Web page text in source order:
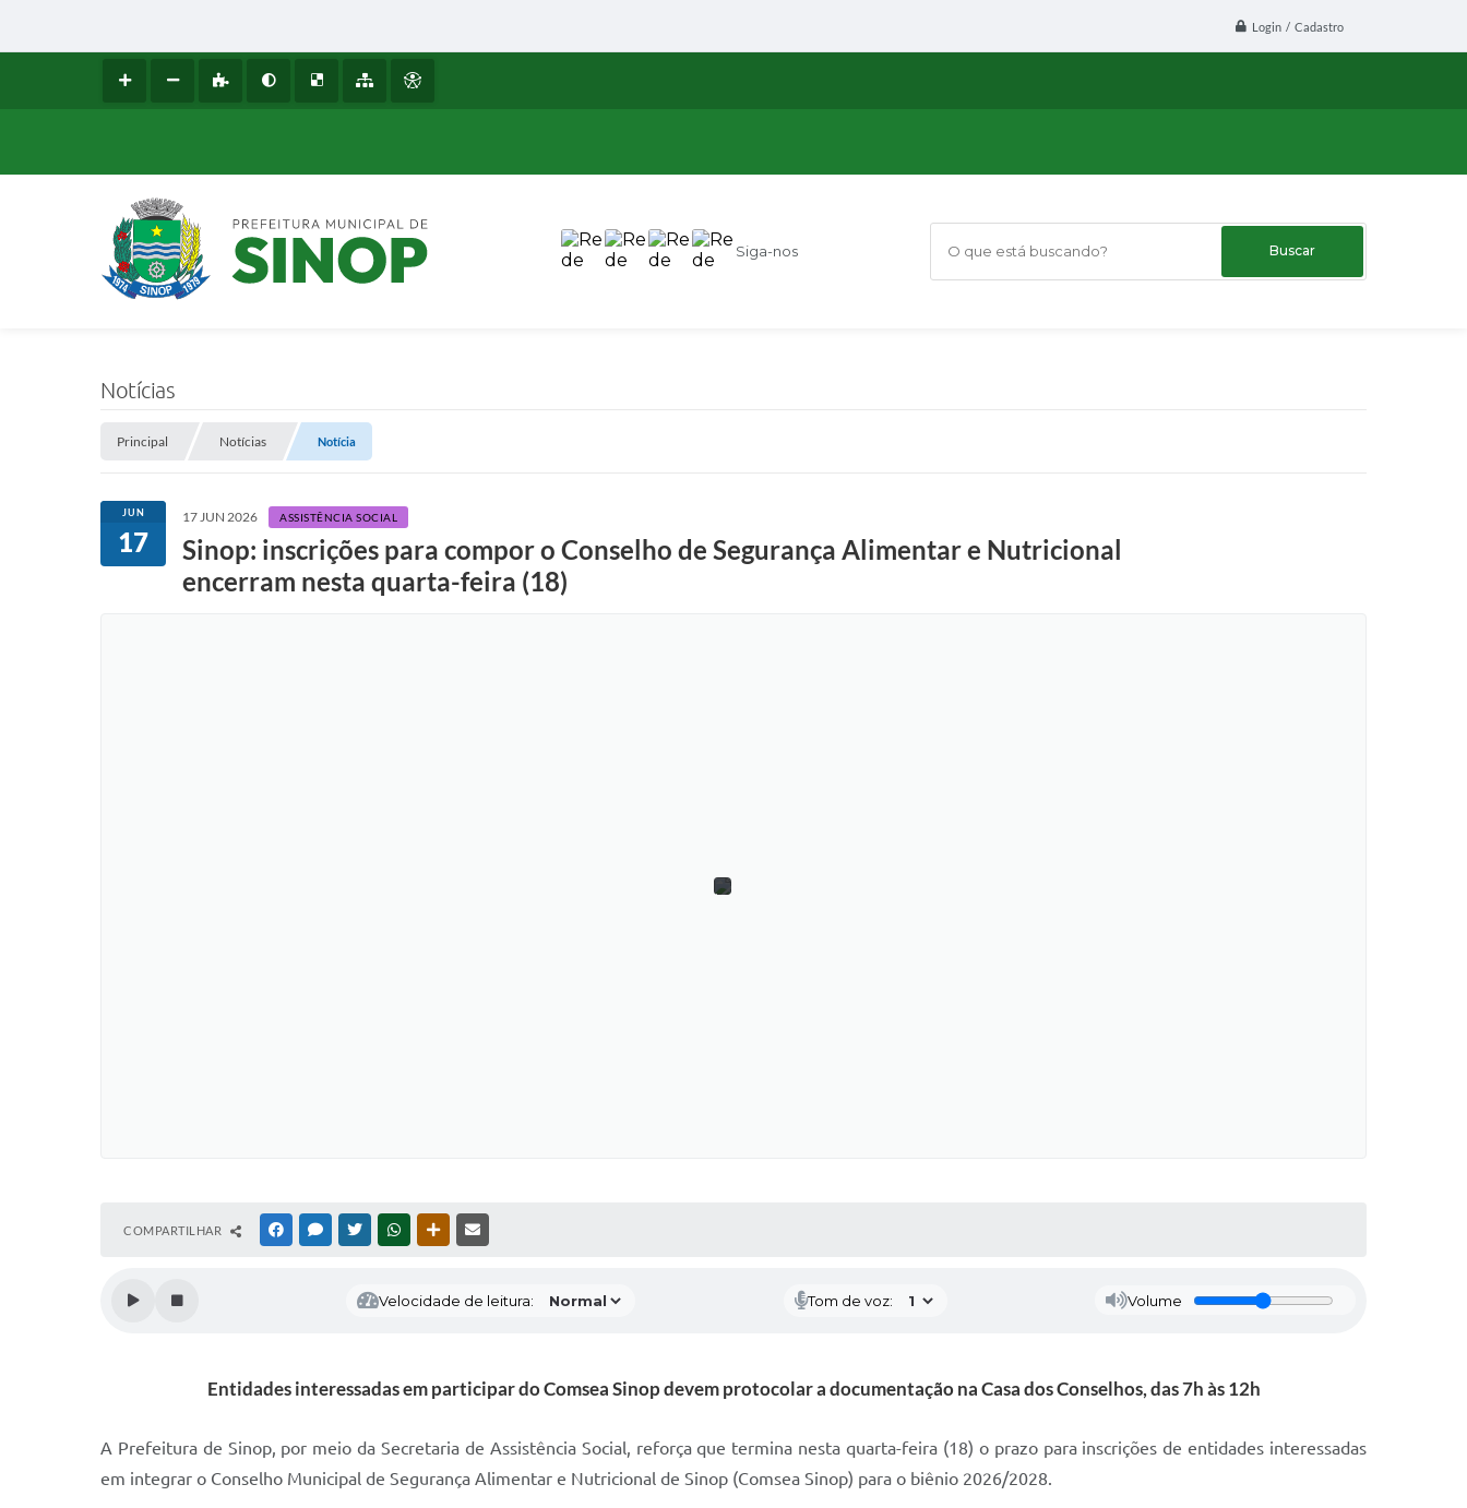
Login / Cadastro
Siga-nos O que está buscando?
Notícias
Principal Notícias Notícia
JUN
17
17 JUN 2026 ASSISTÊNCIA SOCIAL
Sinop: inscrições para compor o Conselho de Segurança Alimentar e Nutricional
encerram nesta quarta-feira (18)
COMPARTILHAR FACEBOOKMESSENGER
TWITTERWHATSAPPOUTRAS MÍDIAS
Velocidade de leitura: Tom de voz: Volume
Entidades interessadas em participar do Comsea Sinop devem protocolar a documentação na Casa dos Conselhos, das 7h às 12h
A Prefeitura de Sinop, por meio da Secretaria de Assistência Social, reforça que termina nesta quarta-feira (18) o prazo para inscrições de entidades interessadas
em integrar o Conselho Municipal de Segurança Alimentar e Nutricional de Sinop (Comsea Sinop) para o biênio 2026/2028.